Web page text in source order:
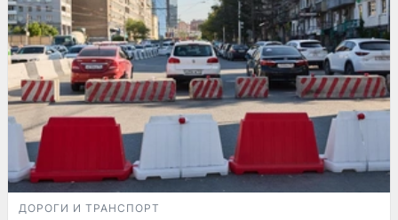
ДОРОГИ И ТРАНСПОРТ